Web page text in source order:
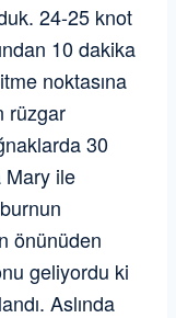
24-25 knot
10 dakika
noktasına
rüzgar
30
Mary ile
önünüden
geliyordu ki
Aslında